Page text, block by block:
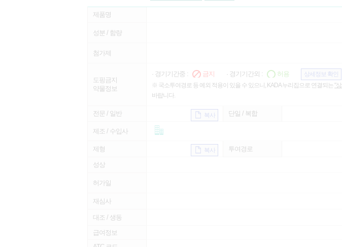
제품명
성분 / 함량
첨가제
도핑금지
약물정보
· 경기기간중 : 금지 · 경기기간외 : 허용
상세정보 확인
※ 국소투여경로 등 예외 적용이 있을 수 있으니, KADA 누리집으로 연결되는 "
바랍니다.
전문 / 일반 복사 단일 / 복합
제조 / 수입사
제형 복사 투여경로
성상
허가일
재심사
대조 / 생동
급여정보